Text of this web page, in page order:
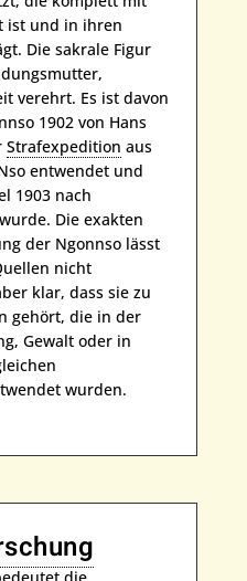
ist und in ihren
Die sakrale Figur
verehrt. Es ist davon
1902 von Hans
Strafexpedition aus
entwendet und
1903 nach
Die exakten
der Ngonnso lässt
nicht
klar, dass sie zu
gehört, die in der
Gewalt oder in
wurden.